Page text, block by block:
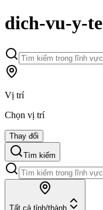
dich-vu-y-te
Vị trí
Chọn vị trí
Thay đổi
Tìm kiếm
Tất cả tỉnh/thành